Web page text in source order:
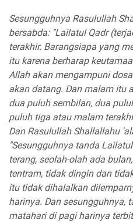
Sesungguhnya Rasulullah
bersabda: "Lailatul Qadr
terakhir. Barangsiapa yang
itu karena berharap
Allah akan mengampuni
akan datang. Dan malam itu
dua puluh sembilan, dua
puluh tiga atau malam
Dan Rasulullah Shallallahu
"Sesungguhnya tanda
terang, seolah-olah ada
tentram, tidak dingin dan
itu tidak dihalalkan
harinya. Dan sesungguhnya,
matahari di pagi harinya